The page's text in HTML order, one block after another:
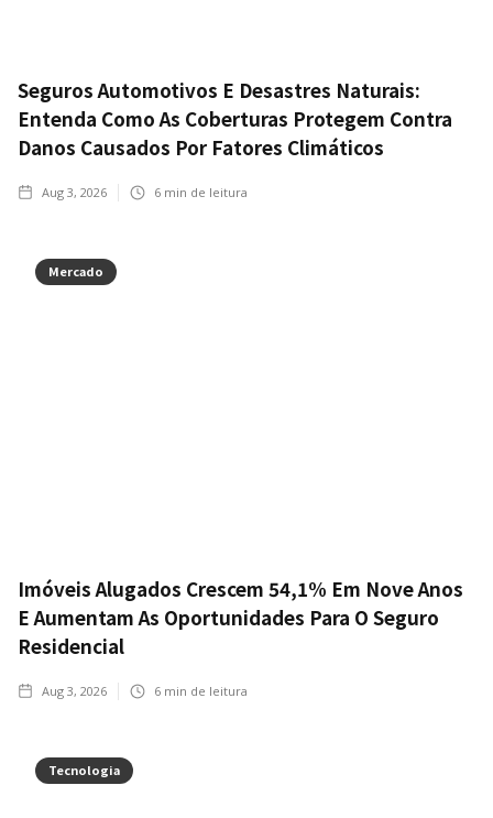
Seguros Automotivos E Desastres Naturais:
Entenda Como As Coberturas Protegem Contra
Danos Causados Por Fatores Climáticos
Aug 3, 2026 6 min de leitura
Mercado
Imóveis Alugados Crescem 54,1% Em Nove Anos
E Aumentam As Oportunidades Para O Seguro
Residencial
Aug 3, 2026 6 min de leitura
Tecnologia